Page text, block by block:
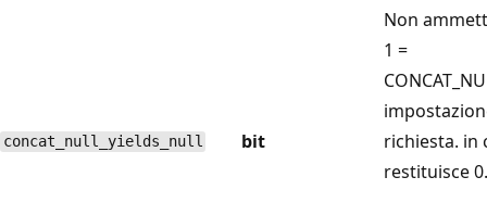
Non
concat_null_yields_null bit
1 =
richiesta. in
restituisce 0.